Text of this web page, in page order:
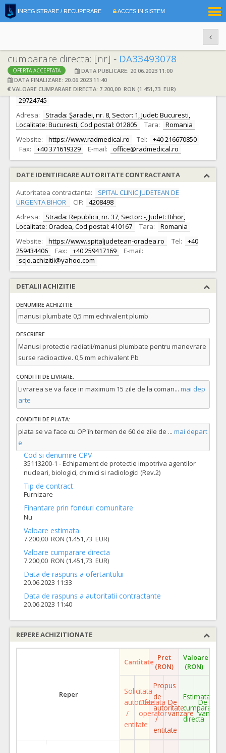
INREGISTRARE / RECUPERARE ACCES IN SISTEM
cumparare directa: [nr] - DA33493078
OFERTA ACCEPTATA
DATA PUBLICARE: 20.06.2023 11:00
DATA FINALIZARE: 20.06.2023 11:40
VALOARE CUMPARARE DIRECTA: 7.200,00 RON (1.451,73 EUR)
DATE IDENTIFICARE OFERTANT
Ofertant: S.C. Ac Rad Medical Consult&Service S.R.L.
29724745
Adresa:
Strada: Şaradei, nr. 8, Sector: 1, Judet: Bucuresti,
Localitate: Bucuresti, Cod postal: 012805
Tara:
Romania
Website:
https://www.radmedical.ro Tel:
+40 216670850
Fax:
+40 371619329 E-mail: office@radmedical.ro
DATE IDENTIFICARE AUTORITATE CONTRACTANTA
Autoritatea contractanta:
SPITAL CLINIC JUDETEAN DE
URGENTA BIHOR
CIF:
4208498
Adresa:
Strada: Republicii, nr. 37, Sector: -, Judet: Bihor,
Localitate: Oradea, Cod postal: 410167
Tara:
Romania
Website:
https://www.spitaljudetean-oradea.ro Tel:
+40
259434406
Fax: +40 259417169
E-mail:
scjo.achizitii@yahoo.com
DETALII ACHIZITIE
DENUMIRE ACHIZITIE
manusi plumbate 0,5 mm echivalent plumb
DESCRIERE
Manusi protectie radiatii/manusi plumbate pentru manevrare
surse radioactive. 0,5 mm echivalent Pb
CONDITII DE LIVRARE:
Livrarea se va face in maximum 15 zile de la coman... mai dep
arte
CONDITII DE PLATA:
plata se va face cu OP în termen de 60 de zile de ... mai depart
e
Cod si denumire CPV
35113200-1 - Echipament de protectie impotriva agentilor
nucleari, biologici, chimici si radiologici (Rev.2)
Tip de contract
Furnizare
Finantare prin fonduri comunitare
Nu
Valoare estimata
7.200,00 RON (1.451,73 EUR)
Valoare cumparare directa
7.200,00 RON (1.451,73 EUR)
Data de raspuns a ofertantului
20.06.2023 11:33
Data de raspuns a autoritatii contractante
20.06.2023 11:40
REPERE ACHIZITIONATE
Reper
Cantitate Pret
(RON)
Valoare
(RON)
Solicitata
autoritate
/
entitate
Ofertata
operator
Propus
de
autoritate
/
entitate
De
vanzare
Estimata
cumparare
directa
De
vanzare